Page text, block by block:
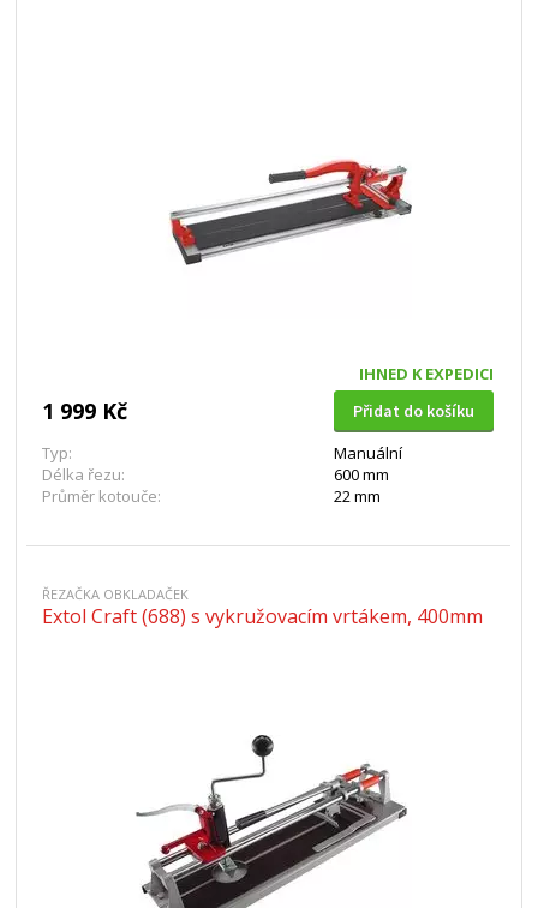
IHNED K EXPEDICI
1 999 Kč
Přidat do košíku
Typ:
Manuální
Délka řezu:
600 mm
Průměr kotouče:
22 mm
ŘEZAČKA OBKLADAČEK
Extol Craft (688) s vykružovacím vrtákem, 400mm